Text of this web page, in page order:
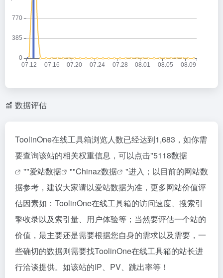
数据评估
ToolinOne在线工具箱浏览人数已经达到1,683，如你需
要查询该站的相关权重信息，可以点击"5118数据
""爱站数据 ""Chinaz数据
"进入；以目前的网站数
据参考，建议大家请以爱站数据为准，更多网站价值评
估因素如：ToolinOne在线工具箱的访问速度、搜索引
擎收录以及索引量、用户体验等；当然要评估一个站的
价值，最主要还是需要根据您自身的需求以及需要，一
些确切的数据则需要找ToolinOne在线工具箱的站长进
行洽谈提供。如该站的IP、PV、跳出率等！